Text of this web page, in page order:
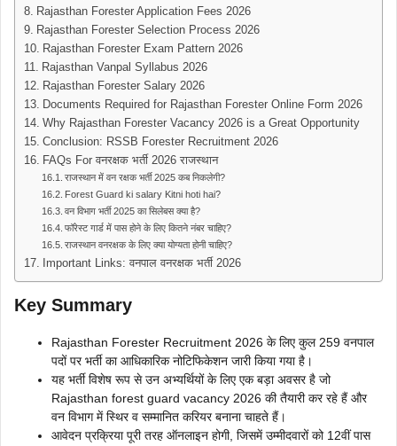
Rajasthan Forester Application Fees 2026
Rajasthan Forester Selection Process 2026
Rajasthan Forester Exam Pattern 2026
Rajasthan Vanpal Syllabus 2026
Rajasthan Forester Salary 2026
Documents Required for Rajasthan Forester Online Form 2026
Why Rajasthan Forester Vacancy 2026 is a Great Opportunity
Conclusion: RSSB Forester Recruitment 2026
FAQs For वनरक्षक भर्ती 2026 राजस्थान
राजस्थान में वन रक्षक भर्ती 2025 कब निकलेगी?
Forest Guard ki salary Kitni hoti hai?
वन विभाग भर्ती 2025 का सिलेबस क्या है?
फॉरेस्ट गार्ड में पास होने के लिए कितने नंबर चाहिए?
राजस्थान वनरक्षक के लिए क्या योग्यता होनी चाहिए?
Important Links: वनपाल वनरक्षक भर्ती 2026
Key Summary
Rajasthan Forester Recruitment 2026 के लिए कुल 259 वनपाल
पदों पर भर्ती का आधिकारिक नोटिफिकेशन जारी किया गया है।
यह भर्ती विशेष रूप से उन अभ्यर्थियों के लिए एक बड़ा अवसर है जो
Rajasthan forest guard vacancy 2026 की तैयारी कर रहे हैं और
वन विभाग में स्थिर व सम्मानित करियर बनाना चाहते हैं।
आवेदन प्रक्रिया पूरी तरह ऑनलाइन होगी, जिसमें उम्मीदवारों को 12वीं पास